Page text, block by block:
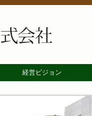
経営ビジョン